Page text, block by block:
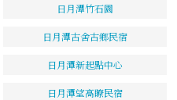
日月潭竹石園
日月潭古舍古鄉民宿
日月潭新起點中心
日月潭望高瞭民宿